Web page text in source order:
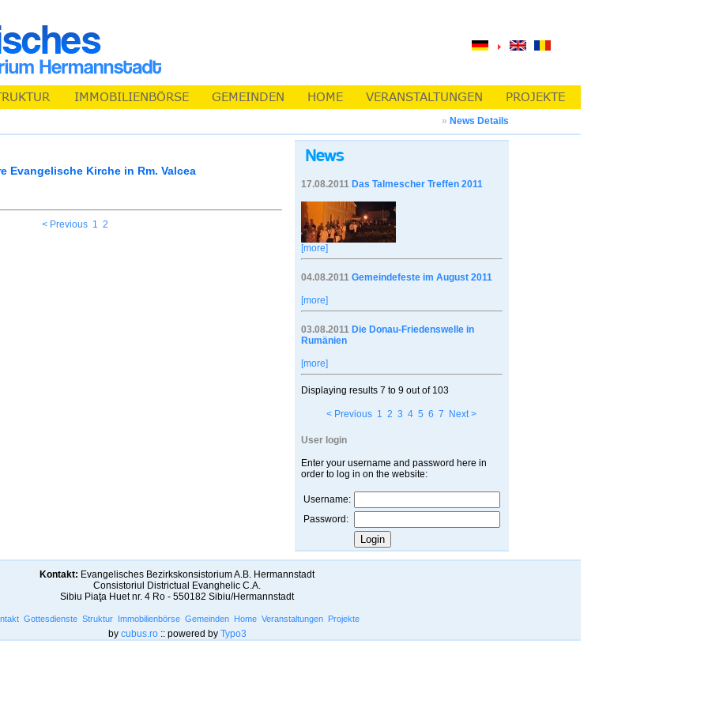
» News Details
Evangelische Kirche in Rm. Valcea
< Previous 1 2
17.08.2011 Das Talmescher Treffen 2011
[more]
04.08.2011 Gemeindefeste im August 2011
[more]
03.08.2011 Die Donau-Friedenswelle in
Rumänien
[more]
Displaying results 7 to 9out of 103
< Previous 1 2 3 4 5 6 7 Next >
User login
Enter your username and password here in
order to log in on the website:
Username:
Password:
Kontakt: Evangelisches Bezirkskonsistorium A.B. Hermannstadt
Consistoriul Districtual Evanghelic C.A.
Sibiu Piaţa Huet nr. 4 Ro - 550182 Sibiu/Hermannstadt
Gottesdienste Struktur Immobilienbörse Gemeinden Home Veranstaltungen Projekte
by cubus.ro:: powered by Typo3